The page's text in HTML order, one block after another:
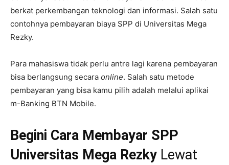
berkat perkembangan teknologi dan informasi. Salah satu
contohnya pembayaran biaya SPP di Universitas Mega
Rezky.
Para mahasiswa tidak perlu antre lagi karena pembayaran
bisa berlangsung secara online. Salah satu metode
pembayaran yang bisa kamu pilih adalah melalui aplikai
m-Banking BTN Mobile.
Begini Cara Membayar SPP
Universitas Mega Rezky Lewat